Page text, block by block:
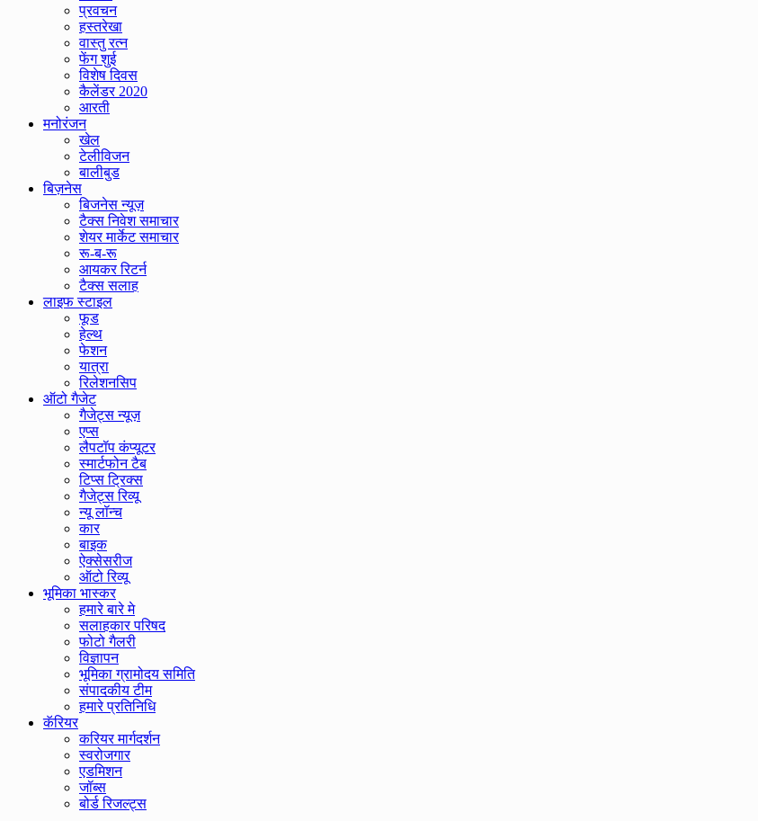
प्रवचन
हस्तरेखा
वास्तु रत्न
फेंग शुई
विशेष दिवस
कैलेंडर 2020
आरती
मनोरंजन
खेल
टेलीविजन
बालीबुड
बिज़नेस
बिजनेस न्यूज़
टैक्स निवेश समाचार
शेयर मार्केट समाचार
रू-ब-रू
आयकर रिटर्न
टैक्स सलाह
लाइफ स्टाइल
फूड
हेल्थ
फेशन
यात्रा
रिलेशनसिप
ऑटो गैजेट
गैजेट्स न्यूज़
एप्स
लैपटॉप कंप्यूटर
स्मार्टफोन टैब
टिप्स ट्रिक्स
गैजेट्स रिव्यू
न्यू लॉन्च
कार
बाइक
ऐक्सेसरीज
ऑटो रिव्यू
भूमिका भास्कर
हमारे बारे मे
सलाहकार परिषद
फोटो गैलरी
विज्ञापन
भूमिका ग्रामोदय समिति
संपादकीय टीम
हमारे प्रतिनिधि
कॅरियर
करियर मार्गदर्शन
स्वरोजगार
एडमिशन
जॉब्स
बोर्ड रिजल्ट्स